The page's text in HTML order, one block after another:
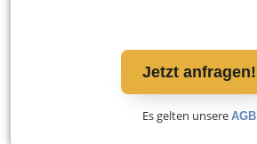
Jetzt anfragen!
Es gelten unsere AGB